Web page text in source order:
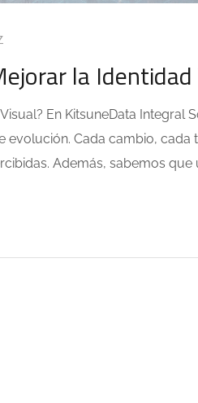
la Identidad
En KitsuneData Integral
Cada cambio, cada
Además, sabemos que